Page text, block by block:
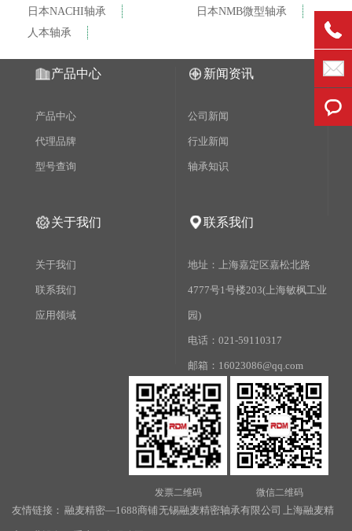
日本NACHI轴承
日本NMB微型轴承
人本轴承
产品中心
产品中心
代理品牌
型号查询
新闻资讯
公司新闻
行业新闻
轴承知识
关于我们
关于我们
联系我们
应用领域
联系我们
地址：上海嘉定区嘉松北路
4777号1号楼203(上海敏枫工业
园)
电话：021-59110317
邮箱：16023086@qq.com
微信二维码
发票二维码
友情链接： 融麦精密—1688商铺 无锡融麦精密轴承有限公司 上海融麦精